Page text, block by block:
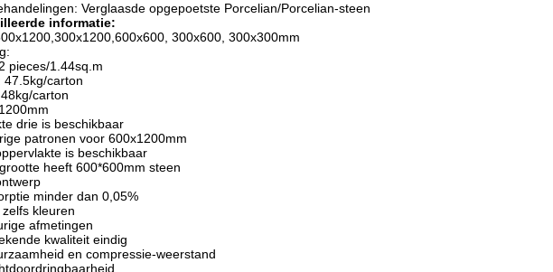
Verglaasde opgepoetste Porcelian/Porcelian-steen
informatie:
300x600, 300x300mm
pieces/1.44sq.m
47.5kg/carton
carton
drie is beschikbaar
patronen voor 600x1200mm
is beschikbaar
heeft 600*600mm steen
minder dan 0,05%
kleuren
afmetingen
kwaliteit eindig
en compressie-weerstand